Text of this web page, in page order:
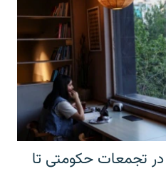
در تجمعات حکومتی تا